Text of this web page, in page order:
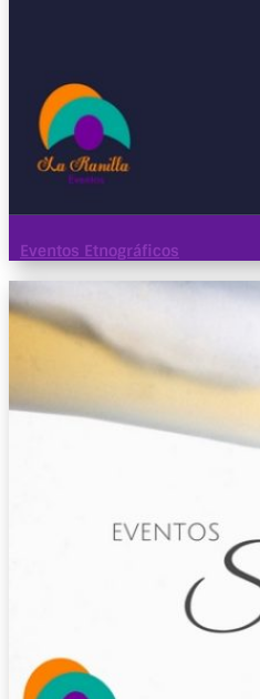
Eventos Etnográficos